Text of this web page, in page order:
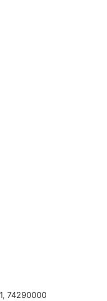
74290000